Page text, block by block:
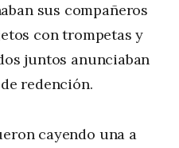
sus compañeros
con trompetas y
juntos anunciaban
redención.
cayendo una a